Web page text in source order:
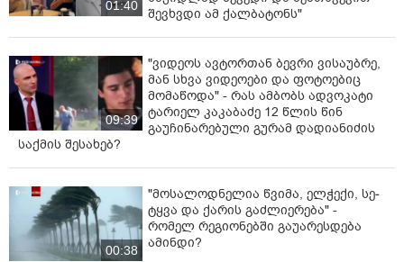
დეპოზიტების მატების გავლენით.
01:40
შევხვდი ამ ქალბატონს"
09:39
"ვიდეოს ავტორთან ბევრი ვისაუბრე,
მან სხვა ვიდეოები და ფოტოებიც
მომაწოდა" - რას ამბობს ადვოკატი
ტარიელ კაკაბაძე 12 წლის წინ
გაუჩინარებული გურამ დადიანიძის
საქმის შესახებ?
00:38
"მოსალოდნელია წვიმა, ელ­ჭე­ქი, სე­
ტყვა და ქა­რის გაძ­ლი­ე­რე­ბა" -
რომელ რეგიონებში გაუარესდება
ამინდი?